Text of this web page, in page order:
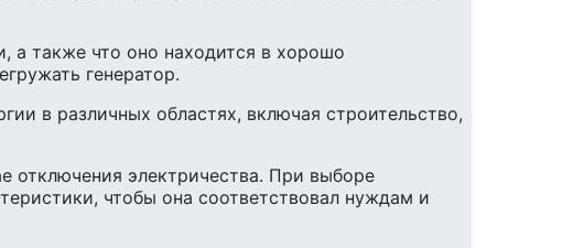
а также что оно находится в хорошо
генератор.
в различных областях, включая строительство,
отключения электричества. При выборе
чтобы она соответствовал нуждам и